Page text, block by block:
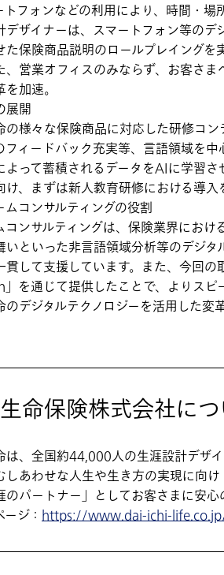
トフォンなどの利用により、時間・
デザイナーは、スマートフォン等の
た保険商品説明のロールプレイング
、営業オフィスのみならず、お客さ
加速。
展開
の様々な保険商品に対応した研修コ
フィードバック充実等、言語領域を
よって蓄積されるデータをAIに学習
け、まずは新人教育研修における導
コンサルティングの役割
コンサルティングは、保険業界にお
いといった非言語領域分析等のデジ
貫して支援しています。また、今回
を通じて提供したことで、よりスピ
のデジタルテクノロジーを活用した変
命保険株式会社に
は、全国約44,000人の生涯設計デザ
しあわせな人生や生き方の実現に向
のパートナー」としてお客さまに安
ジ： https://www.dai-ichi-